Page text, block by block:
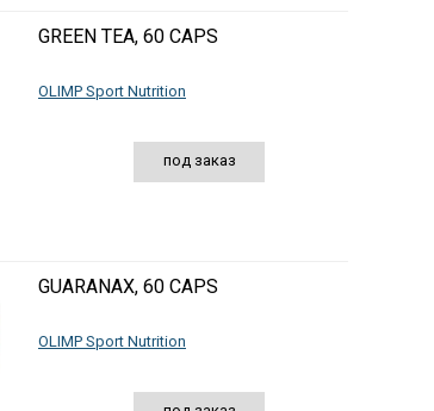
GREEN TEA, 60 CAPS
OLIMP Sport Nutrition
под заказ
GUARANAX, 60 CAPS
OLIMP Sport Nutrition